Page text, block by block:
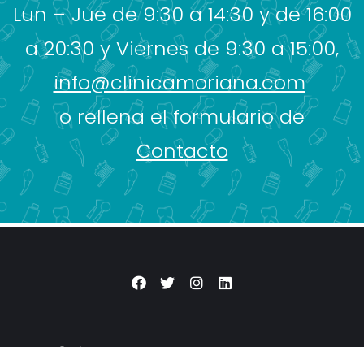
Lun – Jue de 9:30 a 14:30 y de 16:00
a 20:30 y Viernes de 9:30 a 15:00,
info@clinicamoriana.com
o rellena el formulario de
Contacto